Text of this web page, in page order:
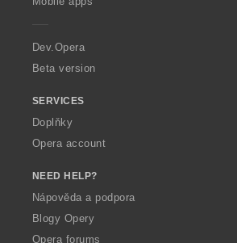
a
Dev.Opera
Beta version
SERVICES
Doplňky
Opera account
NEED HELP?
Nápověda a podpora
Blogy Opery
Opera forums